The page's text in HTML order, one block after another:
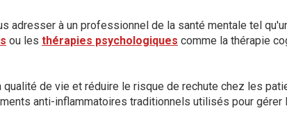
à un professionnel de la santé mentale tel
ou les thérapies psychologiques comme la thérapie
de vie et réduire le risque de rechute chez les
anti-inflammatoires traditionnels utilisés pour gérer